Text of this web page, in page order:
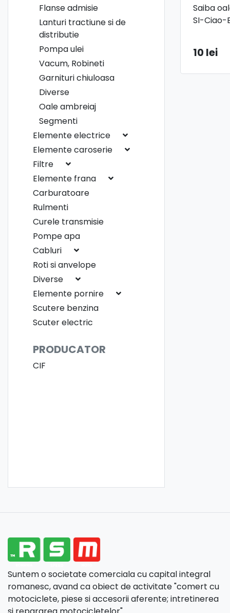
Flanse admisie
Lanturi tractiune si de
distributie
Pompa ulei
Vacum, Robineti
Garnituri chiuloasa
Diverse
Oale ambreiaj
Segmenti
Elemente electrice
Elemente caroserie
Filtre
Elemente frana
Carburatoare
Rulmenti
Curele transmisie
Pompe apa
Cabluri
Roti si anvelope
Diverse
Elemente pornire
Scutere benzina
Scuter electric
PRODUCATOR
CIF
Saiba
SI-Ciao-
10 lei
Suntem o societate comerciala cu capital integral
romanesc, avand ca obiect de activitate "comert cu
motociclete, piese si accesorii aferente; intretinerea